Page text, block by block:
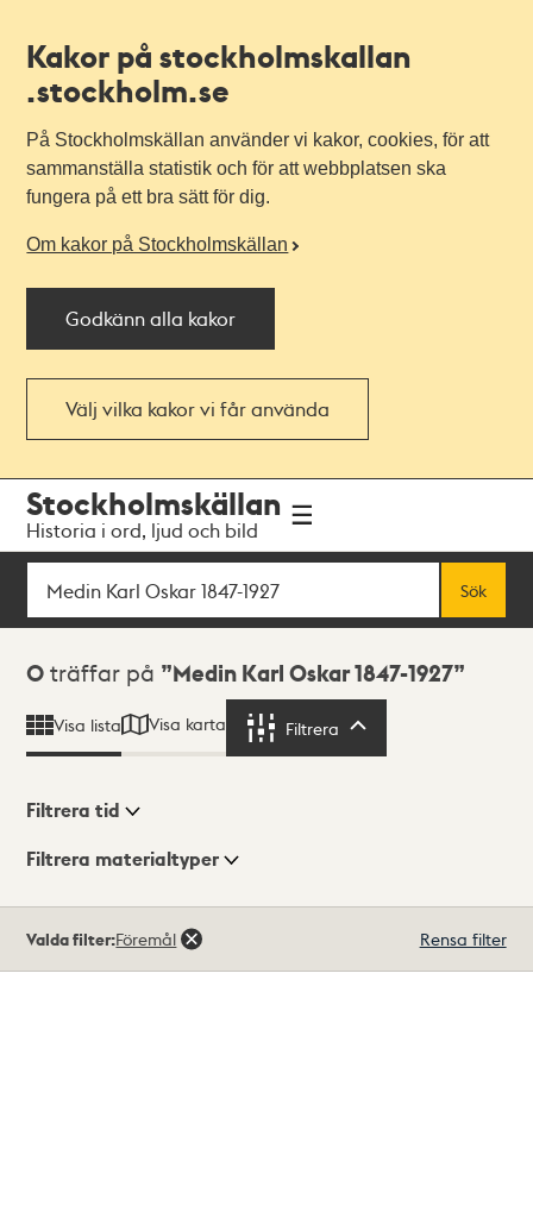
Kakor på stockholmskallan
.stockholm.se
På Stockholmskällan använder vi kakor, cookies, för att
sammanställa statistik och för att webbplatsen ska
fungera på ett bra sätt för dig.
Om kakor på Stockholmskällan
Godkänn alla kakor
Välj vilka kakor vi får använda
navigationen
huvudinnehållet
Stockholmskällan
Historia i ord, ljud och bild
Sök
Sök
Sökresultat
0 träffar på Medin Karl Oskar 1847-1927
Visa lista Visa karta Filtrera
Visningsläge
Filtrera tid
Filtrera materialtyper
träffar
Valda filter:Föremål Rensa filter